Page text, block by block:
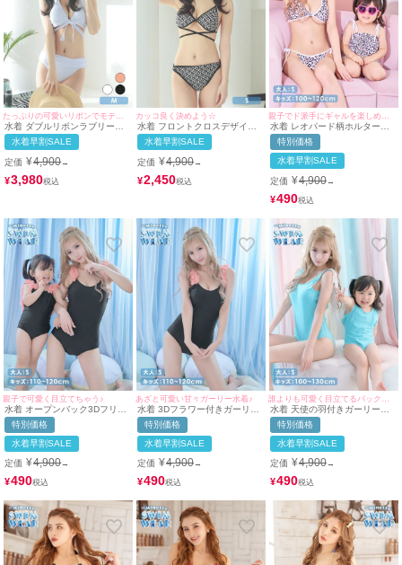
水着 ダブルリボンラブリーホ
ルターネックビキニ
水着早割SALE
定価 ¥4,900→
¥3,980
カッコ良く決めよう☆
水着 フロントクロスデザイン
エスニック柄ビキニ
水着早割SALE
定価 ¥4,900→
¥2,450
親子でド派手にギャルを楽しめちゃう♪
水着 レオパード柄ホルターネ
ックペアフリルビキニ
特別価格
水着早割SALE
定価 ¥4,900→
¥490
親子で可愛く目立てちゃう♪
水着 オープンバック3Dフリル
デザインガーリーペアモノキニ
ビキニ
特別価格
水着早割SALE
定価 ¥4,900→
¥490
あざと可愛い甘々ガーリー水着♪
水着 3Dフラワー付きガーリー
モノキニビキニ
特別価格
水着早割SALE
定価 ¥4,900→
¥490
水着 天使の羽付きガーリーバ
ックコンシャスペアモノキニビ
キニ
特別価格
水着早割SALE
定価 ¥4,900→
¥490